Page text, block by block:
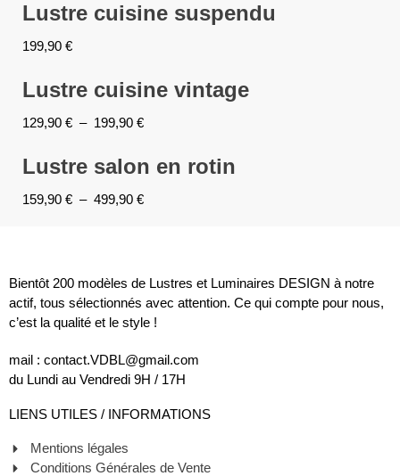
Lustre cuisine suspendu
199,90 €
Lustre cuisine vintage
129,90 € – 199,90 €
Lustre salon en rotin
159,90 € – 499,90 €
Bientôt 200 modèles de Lustres et Luminaires DESIGN à notre
actif, tous sélectionnés avec attention. Ce qui compte pour nous,
c’est la qualité et le style !
mail : contact.VDBL@gmail.com
du Lundi au Vendredi 9H / 17H
LIENS UTILES / INFORMATIONS
Mentions légales
Conditions Générales de Vente